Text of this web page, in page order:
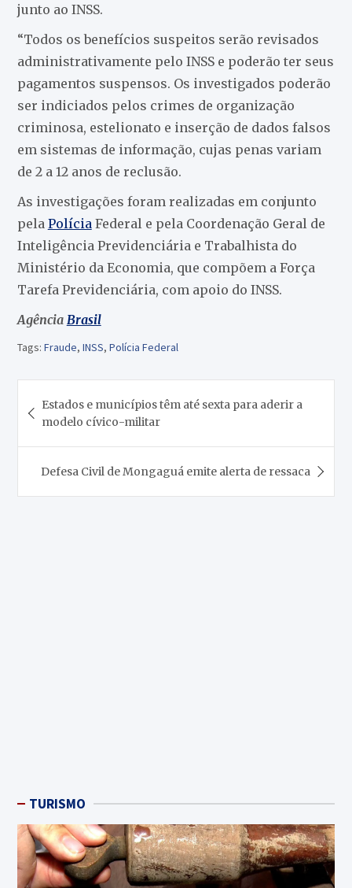
junto ao INSS.
“Todos os benefícios suspeitos serão revisados
administrativamente pelo INSS e poderão ter seus
pagamentos suspensos. Os investigados poderão
ser indiciados pelos crimes de organização
criminosa, estelionato e inserção de dados falsos
em sistemas de informação, cujas penas variam
de 2 a 12 anos de reclusão.
As investigações foram realizadas em conjunto
pela Polícia Federal e pela Coordenação Geral de
Inteligência Previdenciária e Trabalhista do
Ministério da Economia, que compõem a Força
Tarefa Previdenciária, com apoio do INSS.
Agência Brasil
Tags: Fraude, INSS, Polícia Federal
de
Post
Estados e municípios têm até sexta para aderir a
modelo cívico-militar
Defesa Civil de Mongaguá emite alerta de ressaca
TURISMO